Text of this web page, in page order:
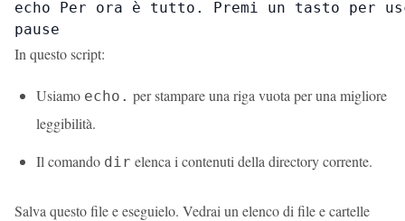
echo Per ora è tutto. Premi un tasto per
pause
In questo script:
Usiamo echo. per stampare una riga vuota per una migliore
leggibilità.
Il comando dir elenca i contenuti della directory corrente.
Salva questo file e eseguielo. Vedrai un elenco di file e cartelle